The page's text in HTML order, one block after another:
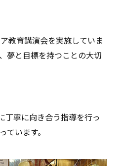
教育講演会を実施していま
夢と目標を持つことの大切
丁寧に向き合う指導を行っ
います。